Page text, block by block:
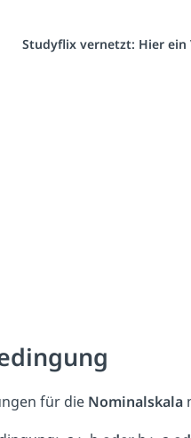
Studyflix vernetzt: Hier ein
für die Nominalskala